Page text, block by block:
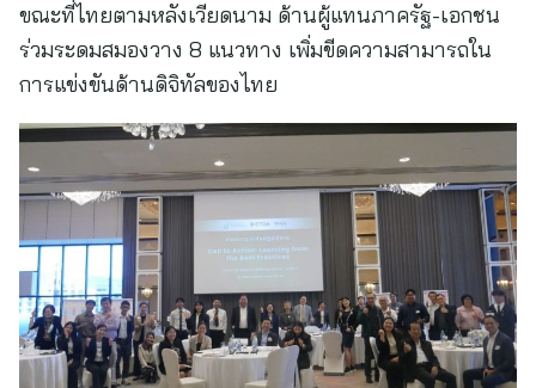
ขณะที่ไทยตามหลังเวียดนาม ด้านผู้แทนภาครัฐ-เอกชน
ร่วมระดมสมองวาง 8 แนวทาง เพิ่มขีดความสามารถใน
การแข่งขันด้านดิจิทัลของไทย